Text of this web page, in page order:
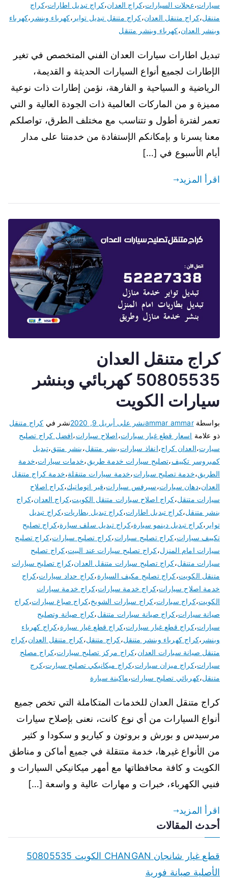
سيارات،عجلات السيارات،كراج العدان،كراج تبديل اطارات،كراج
متنقل،كراج متنقل العدان،كراج متنقل تبديل تواير ،كهرباء وبنشر ،كهرباء
وبنشر العدان،كهرباء وبنشر متنقل
تبديل اطارات سيارات العدان الفني المتخصص في تغير
الإطارات لجميع أنواع السيارات الحديثة و القديمة،
الرياضية و السياحية و الفارهة، نؤمن إطارات ذات نوعية
مميزة و من الماركات العالمية ذات الجودة العالية و التي
تعمر لفترة أطول و تتناسب مع مختلف الطرق، تواصلكم
معنا يسرنا و بإمكانكم الإستفادة من خدمتنا على مدار
أيام الأسبوع في […]
اقرأ المزيد
كراج متنقل العدان
50805535 كهربائي وبنشر
سيارات الكويت
بواسطةammar ammarنشر على أبريل 9, 2020 نشر في كراج متنقل
ذو علامة اسعار قطع غيار سيارات،اصلاح سيارات،افضل كراج تصليح
سيارت،العدان كراج،انفاذ سيارات،بشر متنقل،بنشر متتق،تبديل
كمبروسر تكييف،تصليح سيارات خدمة طريق،خدمات سيارات،خدمة
الطريق،خدمة تصليح سيارات،خدمة سيارات متنقلة،خدمة كراج متنقل
العدان،دهان سيارات،سيرفس سيارات،قير اتوماتيك،كراج اصلاح
سيارات متنقل،كراج اصلاح سيارات متنقل الكويت،كراج العدان،كراج
بنشر متنقل،كراج تبديل اطارات،كراج تبديل بطاريات،كراج تبديل
تواير ،كراج تبديل دينمو سيارة،كراج تبديل سلف سيارة،كراج تصليح
تكييف سيارات،كراج تصليح سبارات،كراج تصليح سيارات،كراج تصليح
سيارات امام المنزل،كراج تصليح سيارات عند البيت،كراج تصليح
سيارات متنقل،كراج تصليح سيارات متنقل العدان،كراج تصليح سيارات
متنقل الكويت،كراج تصليح مكيف السيارة،كراج حداد سيارات،كراج
خدمة اصلاح سيارات،كراج خدمة سيارات،كراج خدمة سيارات
الكويت،كراج سيارات،كراج سيارات الشويخ،كراج صباغ سيارات،كراج
صيانة سيارات،كراج صيانة سيارات متنقل،كراج صيانة وتصليح
سيارات،كراج قطع غيار سيارات،كراج قطع غيار سيارة،كراج كهرباء
وبنشر ،كراج كهرباء وبنشر متنقل،كراج متنقل،كراج متنقل العدان،كراج
متنقل صيانة سيارات العدان،كراج مركز تصليح سيارات،كراج مصلح
سيارات،كراج ميزان سيارات،كراج ميكانيكي تصليح سيارت،كرج
متنقل،كهربائي تصليح سيارات،ماكينة سيارة
كراج متنقل العدان للخدمات المتكاملة التي تخص جميع
أنواع السيارات من أي نوع كانت، نعنى بإصلاح سيارات
مرسيدس و بورش و بروتون و كياريو و سكودا و كثير
من الأنواع غيرها، خدمة متنقلة في جميع أماكن و مناطق
الكويت و كافة محافظاتها مع أمهر ميكانيكي السيارات و
فنيي الكهرباء، خبرات و مهارات عالية و واسعة […]
اقرأ المزيد
أحدث المقالات
قطع غيار شانجان CHANGAN الكويت 50805535
الأصلية صيانة فورية